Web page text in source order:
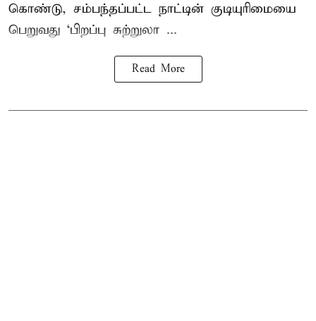
கொண்டு, சம்பந்தப்பட்ட நாட்டின் குடியுரிமையை
பெறுவது ‘பிறப்பு சுற்றுலா ...
Read More